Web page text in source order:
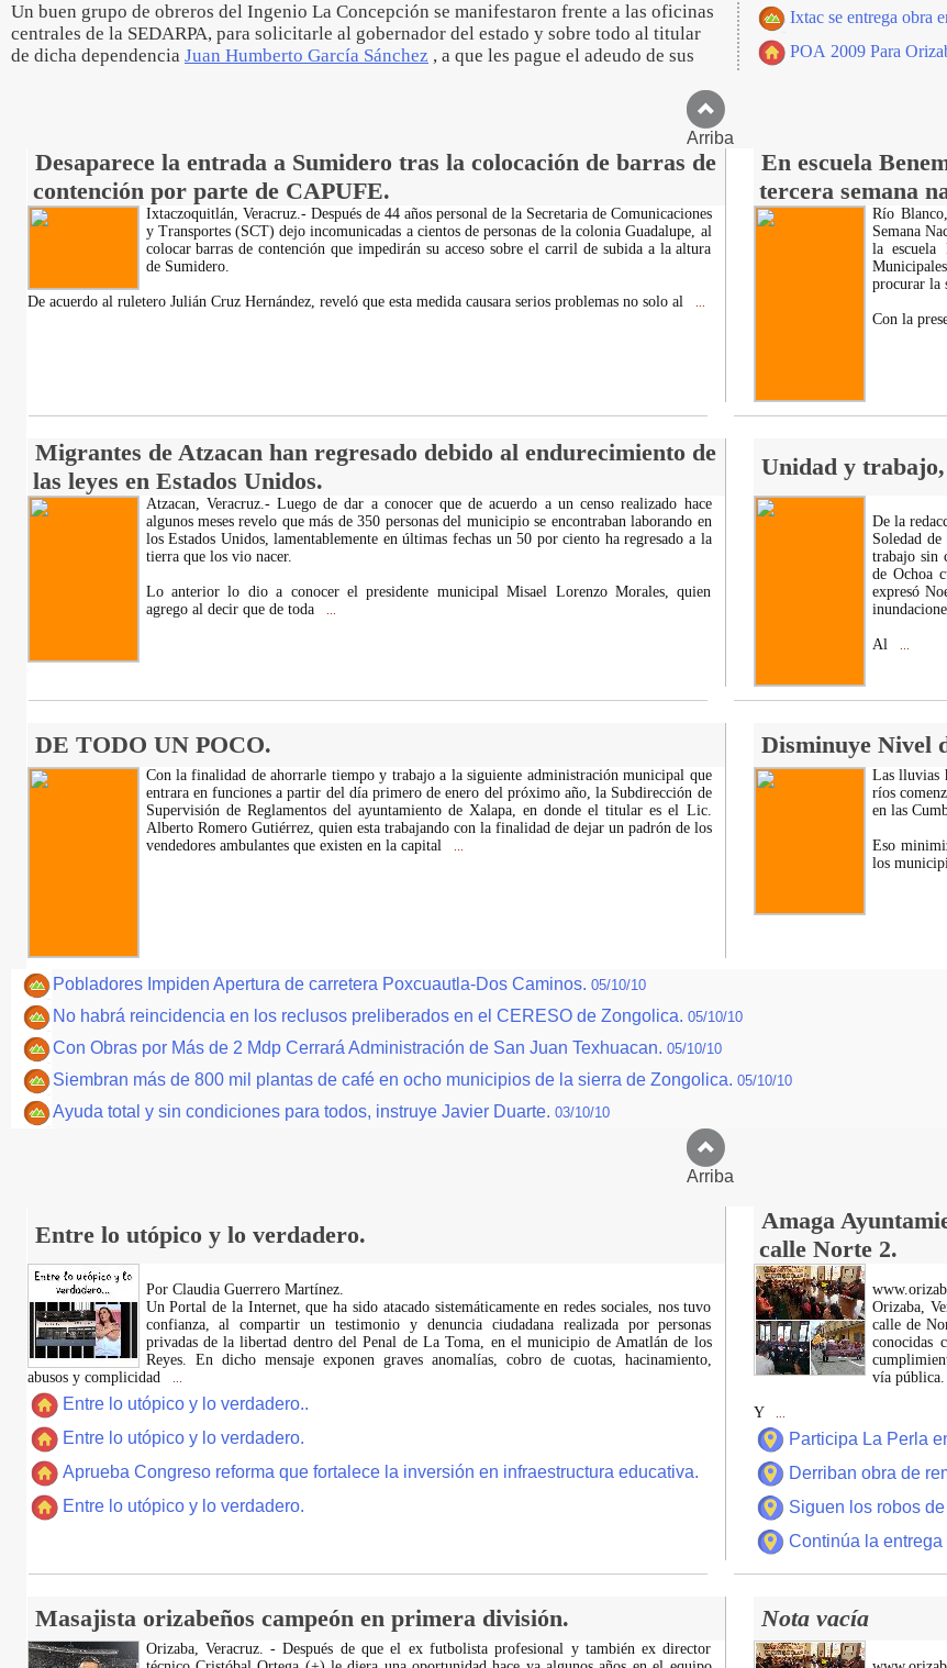
Un buen grupo de obreros del Ingenio La Concepción se manifestaron frente a las oficinas
centrales de la SEDARPA, para solicitarle al gobernador del estado y sobre todo al titular
de dicha dependencia Juan Humberto García Sánchez , a que les pague el adeudo de sus
Ixtac se entrega obra
POA 2009 Para
Arriba
Desaparece la entrada a Sumidero tras la colocación de barras de
contención por parte de CAPUFE.
En escuela
tercera semana
Ixtaczoquitlán, Veracruz.- Después de 44 años personal de la Secretaria de Comunicaciones
y Transportes (SCT) dejo incomunicadas a cientos de personas de la colonia Guadalupe, al
colocar barras de contención que impedirán su acceso sobre el carril de subida a la altura
de Sumidero.
De acuerdo al ruletero Julián Cruz Hernández, reveló que esta medida causara serios problemas no solo al
Río
Semana
la escuela
procurar la
Con la
Migrantes de Atzacan han regresado debido al endurecimiento de
las leyes en Estados Unidos.
Unidad y
Atzacan, Veracruz.- Luego de dar a conocer que de acuerdo a un censo realizado hace
algunos meses revelo que más de 350 personas del municipio se encontraban laborando en
los Estados Unidos, lamentablemente en últimas fechas un 50 por ciento ha regresado a la
tierra que los vio nacer.
Lo anterior lo dio a conocer el presidente municipal Misael Lorenzo Morales, quien
agrego al decir que de toda
De la
Soledad
trabajo sin
de Ochoa
expresó
Al
DE TODO UN POCO. Disminuye Nivel
Con la finalidad de ahorrarle tiempo y trabajo a la siguiente administración municipal que
entrara en funciones a partir del día primero de enero del próximo año, la Subdirección de
Supervisión de Reglamentos del ayuntamiento de Xalapa, en donde el titular es el Lic.
Alberto Romero Gutiérrez, quien esta trabajando con la finalidad de dejar un padrón de los
vendedores ambulantes que existen en la capital
Las lluvias
ríos
en las
Eso
los
Pobladores Impiden Apertura de carretera Poxcuautla-Dos Caminos. 05/10/10
No habrá reincidencia en los reclusos preliberados en el CERESO de Zongolica. 05/10/10
Con Obras por Más de 2 Mdp Cerrará Administración de San Juan Texhuacan. 05/10/10
Siembran más de 800 mil plantas de café en ocho municipios de la sierra de Zongolica. 05/10/10
Ayuda total y sin condiciones para todos, instruye Javier Duarte. 03/10/10
Arriba
Entre lo utópico y lo verdadero.
Amaga
calle Norte 2.
Por Claudia Guerrero Martínez.
​Un Portal de la Internet, que ha sido atacado sistemáticamente en redes sociales, nos tuvo
confianza, al compartir un testimonio y denuncia ciudadana realizada por personas
privadas de la libertad dentro del Penal de La Toma, en el municipio de Amatlán de los
Reyes. En dicho mensaje exponen graves anomalías, cobro de cuotas, hacinamiento,
abusos y complicidad
Entre lo utópico y lo verdadero..
Entre lo utópico y lo verdadero.
Aprueba Congreso reforma que fortalece la inversión en infraestructura educativa.
Entre lo utópico y lo verdadero.
Orizaba,
calle de
conocidas
vía pública.
Y
Participa La Perla
Derriban obra de
Siguen los robos
Continúa la
Masajista orizabeños campeón en primera división. Nota vacía
Orizaba, Veracruz. - Después de que el ex futbolista profesional y también ex director